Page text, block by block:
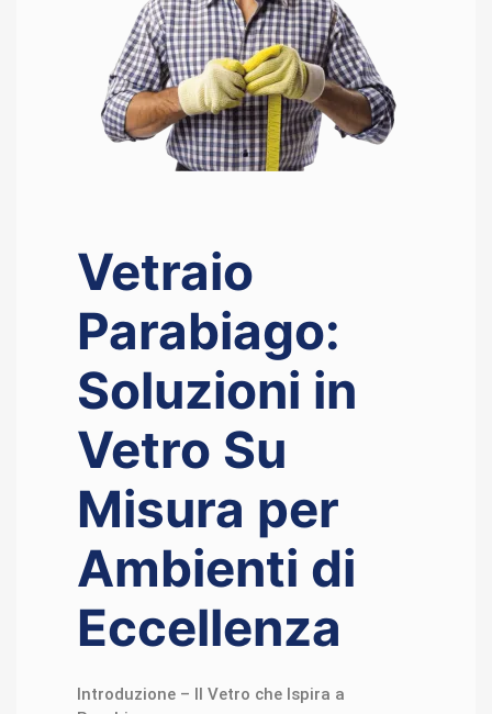
Vetraio
Parabiago:
Soluzioni in
Vetro Su
Misura per
Ambienti di
Eccellenza
Introduzione – Il Vetro che Ispira a